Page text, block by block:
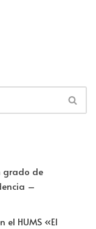
grado de
–
el HUMS «El